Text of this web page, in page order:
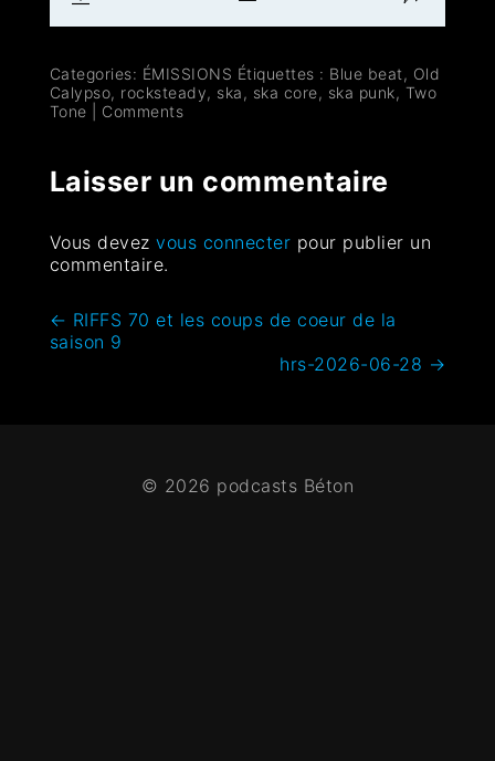
Categories: ÉMISSIONS Étiquettes : Blue beat , Old
Calypso, rocksteady, ska , ska core, ska punk, Two
Tone
Comments
Laisser un commentaire
Vous devezvous connecter pour publier un
commentaire.
← RIFFS 70 et les coups de coeur de la
saison 9
hrs-2026-06-28 →
© 2026 podcasts Béton